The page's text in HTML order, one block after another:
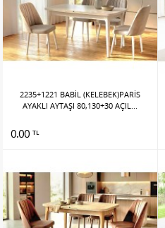
2235+1221 BABİL (KELEBEK)PARİS
AYAKLI AYTAŞI 80,130+30 AÇIL...
0.00 TL